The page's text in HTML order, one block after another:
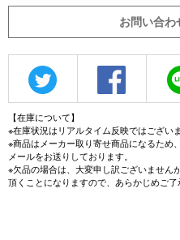
お問い合わ
【在庫について】
※在庫状況はリアルタイム反映ではござい
※商品はメーカー取り寄せ商品になるため
メールをお送りしております。
※欠品の場合は、大変申し訳ございません
頂くことになりますので、あらかじめご了